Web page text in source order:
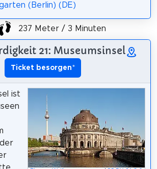
(Berlin) (DE)
237 Meter / 3 Minuten
21: Museumsinsel
Ticket besorgen*
ist